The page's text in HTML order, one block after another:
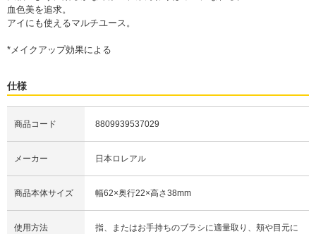
血色美を追求。
アイにも使えるマルチユース。
*メイクアップ効果による
仕様
商品コード 8809939537029
メーカー 日本ロレアル
商品本体サイズ 幅62×奥行22×高さ38mm
使用方法
指、またはお手持ちのブラシに適量取り、頬や目元に